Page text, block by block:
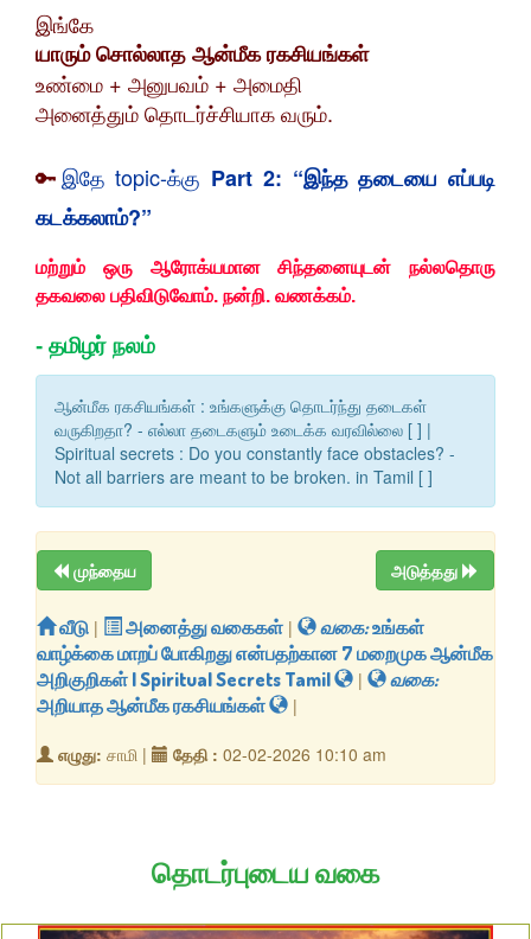
இங்கே
யாரும் சொல்லாத ஆன்மீக ரகசியங்கள்
உண்மை + அனுபவம் + அமைதி
அனைத்தும் தொடர்ச்சியாக வரும்.
🔑 இதே topic-க்கு Part 2: “இந்த தடையை எப்படி
கடக்கலாம்?”
மற்றும் ஒரு ஆரோக்யமான சிந்தனையுடன் நல்லதொரு
தகவலை பதிவிடுவோம். நன்றி. வணக்கம்.
- தமிழர் நலம்
ஆன்மீக ரகசியங்கள் : உங்களுக்கு தொடர்ந்து தடைகள்
வருகிறதா? - எல்லா தடைகளும் உடைக்க வரவில்லை [ ] |
Spiritual secrets : Do you constantly face obstacles? -
Not all barriers are meant to be broken. in Tamil [ ]
முந்தைய அடுத்தது
வீடு | அனைத்து வகைகள் | வகை:உங்கள்
வாழ்க்கை மாறப் போகிறது என்பதற்கான 7 மறைமுக ஆன்மீக
அறிகுறிகள் | Spiritual Secrets Tamil
|
வகை:
அறியாத ஆன்மீக ரகசியங்கள்
|
எழுது: சாமி | தேதி : 02-02-2026 10:10 am
தொடர்புடைய வகை